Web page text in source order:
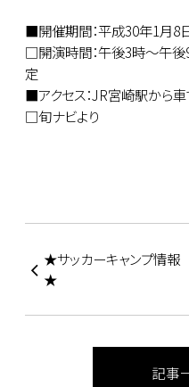
■開催期間：平成30年1月8日
□開演時間：午後3時～午
定
■アクセス：JR宮崎駅から
□旬ナビより
★サッカーキャンプ情報
★
記事